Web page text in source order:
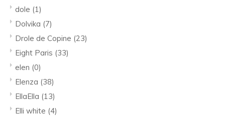
dole (1)
Dolvika (7)
Drole de Copine (23)
Eight Paris (33)
elen (0)
Elenza (38)
EllaElla (13)
Elli white (4)